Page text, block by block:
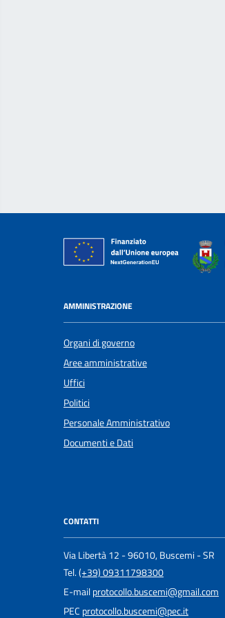
AMMINISTRAZIONE
Organi di governo
Aree amministrative
Uffici
Politici
Personale Amministrativo
Documenti e Dati
CONTATTI
Via Libertà 12 - 96010, Buscemi - SR
Tel.(+39) 09311798300
E-mailprotocollo.buscemi@gmail.com
PEC protocollo.buscemi@pec.it